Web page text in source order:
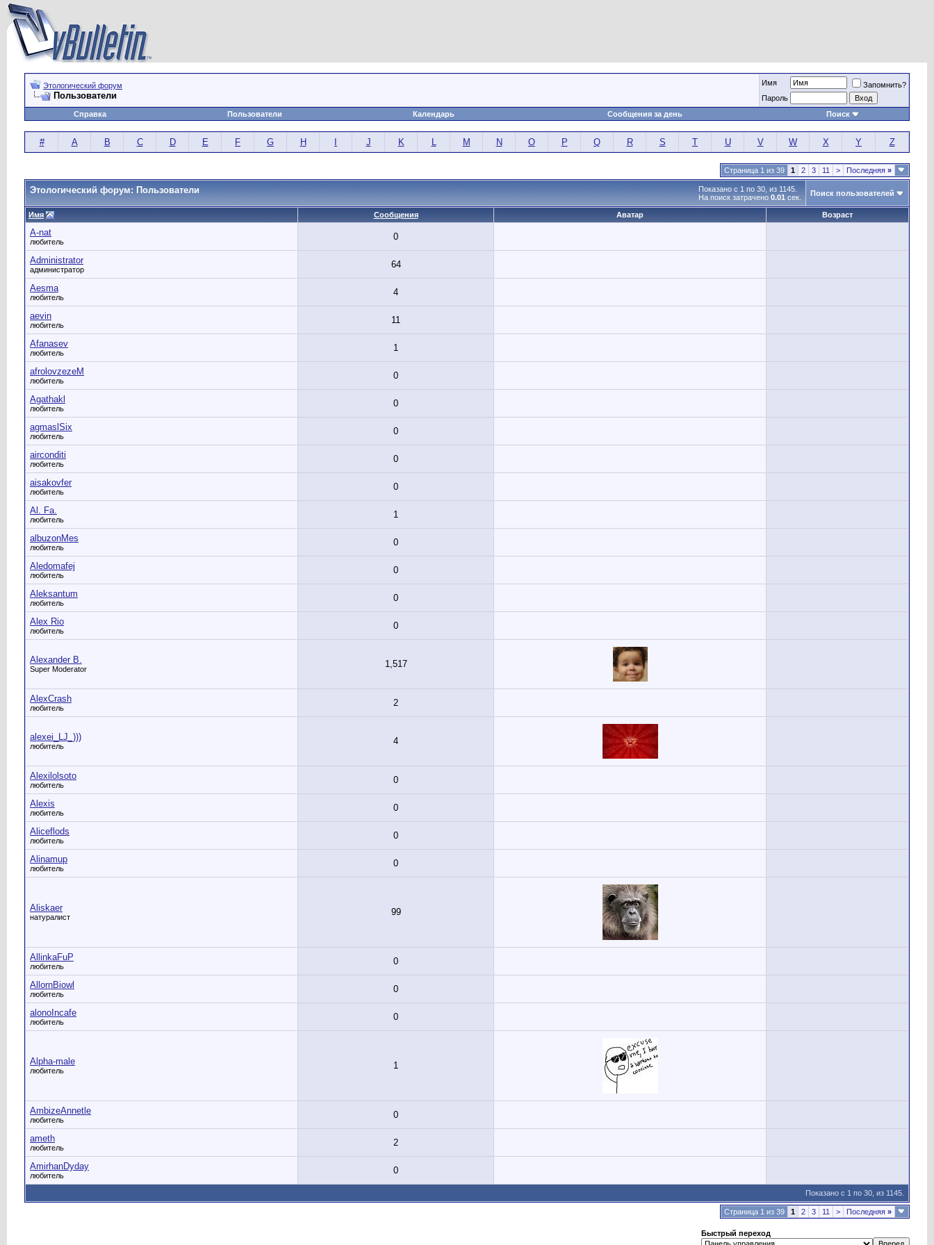
Этологический форум
Пользователи
Имя
Запомнить?
Пароль
Справка
Пользователи Календарь Сообщения за день Поиск
# A B C D E F G H J K L M N O P Q R S T U V W X Y Z
Страница 1 из 39 1 2 3 11 > Последняя »
Показано с 1 по 30, из 1145.
На поиск затрачено 0.01 сек.
Этологический форум: Пользователи Поиск пользователей
Имя Сообщения Аватар Возраст
A-nat
любитель 0
Administrator
администратор 64
Aesma
любитель 4
aevin
любитель 11
Afanasev
любитель 1
afrolovzezeM
любитель 0
Agathakl
любитель 0
agmaslSix
любитель 0
airconditi
любитель 0
aisakovfer
любитель 0
Al. Fa.
любитель 1
albuzonMes
любитель 0
Aledomafej
любитель 0
Aleksantum
любитель 0
Alex Rio
любитель 0
Alexander B.
Super Moderator 1,517
AlexCrash
любитель 2
alexei_LJ_)))
любитель 4
Alexilolsoto
любитель 0
Alexis
любитель 0
Aliceflods
любитель 0
Alinamup
любитель 0
Aliskaer
натуралист 99
AllinkaFuP
любитель 0
AllornBiowl
любитель 0
alonoIncafe
любитель 0
Alpha-male
любитель 1
AmbizeAnnetle
любитель 0
ameth
любитель 2
AmirhanDyday
любитель 0
Показано с 1 по 30, из 1145.
Страница 1 из 39 1 2 3 11 > Последняя »
Быстрый переход